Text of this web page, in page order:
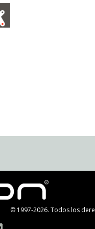
© 1997-2026. Todos los